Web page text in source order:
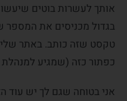
אותך לעשרות בוטים
בגדול מכניסים את המספר
טקסט שזה כותב. באתר
כפתור כזה (שמגיע
אני בטוחה שגם לך יש עוד